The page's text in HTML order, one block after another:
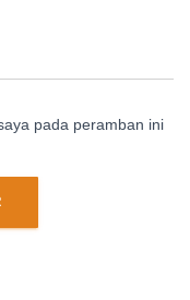
pada peramban ini